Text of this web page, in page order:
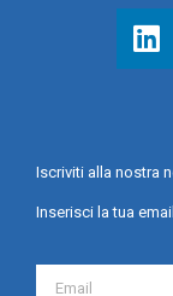
Iscriviti alla nostra
Inserisci la tua